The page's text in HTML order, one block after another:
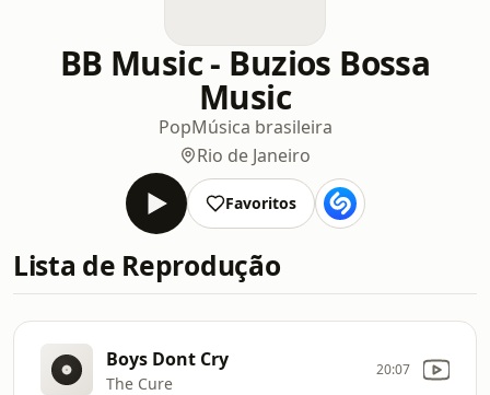
BB Music - Buzios Bossa
Music
PopMúsica brasileira
Rio de Janeiro
Favoritos
Lista de Reprodução
Boys Dont Cry
The Cure
20:07